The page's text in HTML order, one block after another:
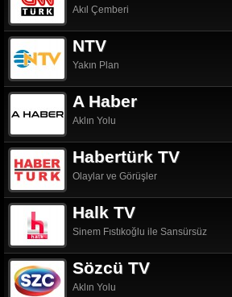
Akıl Çemberi
NTV
Yakın Plan
A Haber
Aklın Yolu
Habertürk TV
Olaylar ve Görüşler
Halk TV
Sinem Fıstıkoğlu ile Sansürsüz
Sözcü TV
Aklın Yolu